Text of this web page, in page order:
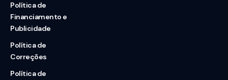
Política de
Financiamento e
Publicidade
Política de
Correções
Política de